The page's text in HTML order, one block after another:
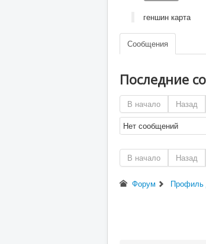
геншин карта
Сообщения
Последние
В начало Назад
Нет сообщений
В начало Назад
Форум Профиль